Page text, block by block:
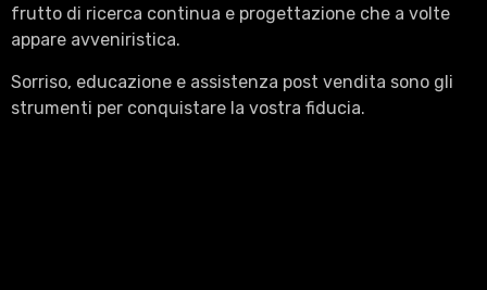
frutto di ricerca continua e progettazione che a volte
appare avveniristica.
Sorriso, educazione e assistenza post vendita sono gli
strumenti per conquistare la vostra fiducia.